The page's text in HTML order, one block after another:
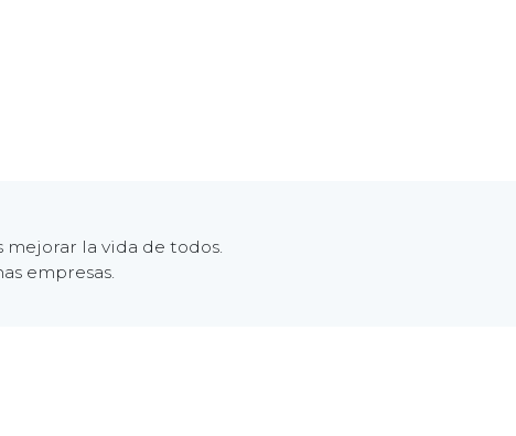
la vida de todos.
empresas.